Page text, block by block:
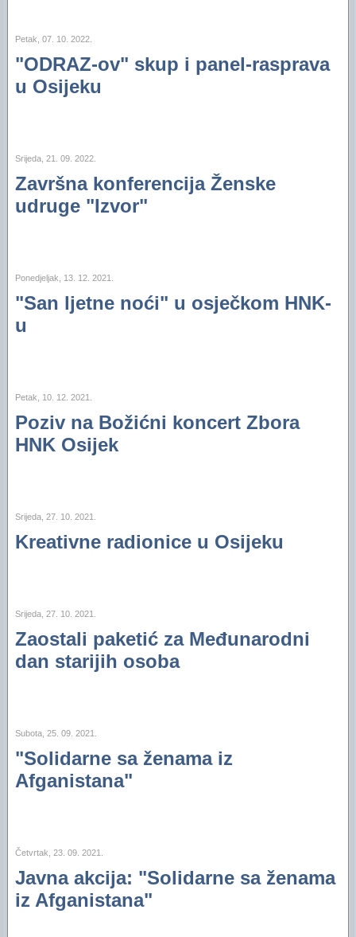
Petak, 07. 10. 2022.
"ODRAZ-ov" skup i panel-rasprava
u Osijeku
Srijeda, 21. 09. 2022.
Završna konferencija Ženske
udruge "Izvor"
Ponedjeljak, 13. 12. 2021.
"San ljetne noći" u osječkom HNK-
u
Petak, 10. 12. 2021.
Poziv na Božićni koncert Zbora
HNK Osijek
Srijeda, 27. 10. 2021.
Kreativne radionice u Osijeku
Srijeda, 27. 10. 2021.
Zaostali paketić za Međunarodni
dan starijih osoba
Subota, 25. 09. 2021.
"Solidarne sa ženama iz
Afganistana"
Četvrtak, 23. 09. 2021.
Javna akcija: "Solidarne sa ženama
iz Afganistana"